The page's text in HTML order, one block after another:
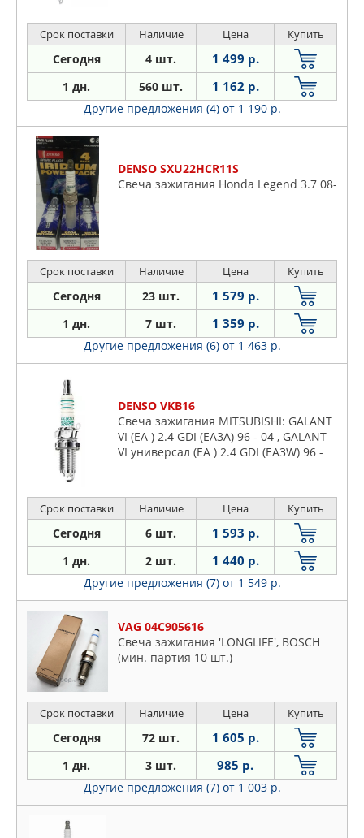
Срок поставки Наличие Цена Купить
Сегодня 4 шт. 1 499 р.
1 дн. 560 шт. 1 162 р.
Другие предложения (4) от 1 190 р.
DENSO SXU22HCR11S
Свеча зажигания Honda Legend 3.7 08-
Срок поставки Наличие Цена Купить
Сегодня 23 шт. 1 579 р.
1 дн. 7 шт. 1 359 р.
Другие предложения (6) от 1 463 р.
DENSO VKB16
Свеча зажигания MITSUBISHI: GALANT
VI (EA ) 2.4 GDI (EA3A) 96 - 04 , GALANT
VI универсал (EA ) 2.4 GDI (EA3W) 96 -
Срок поставки Наличие Цена Купить
Сегодня 6 шт. 1 593 р.
1 дн. 2 шт. 1 440 р.
Другие предложения (7) от 1 549 р.
VAG 04C905616
Свеча зажигания 'LONGLIFE', BOSCH
(мин. партия 10 шт.)
Срок поставки Наличие Цена Купить
Сегодня 72 шт. 1 605 р.
1 дн. 3 шт. 985 р.
Другие предложения (7) от 1 003 р.